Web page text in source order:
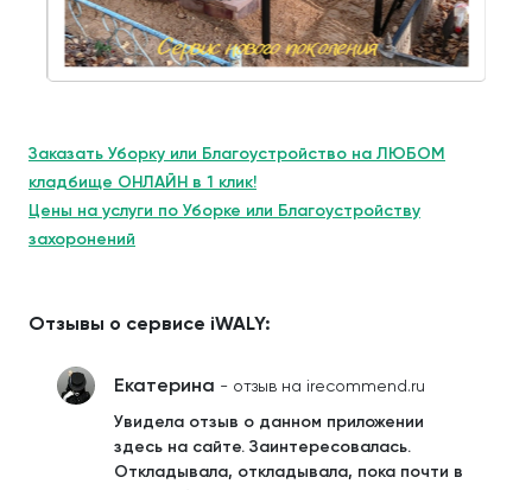
Заказать Уборку или Благоустройство на ЛЮБОМ
кладбище ОНЛАЙН в 1 клик!
Цены на услуги по Уборке или Благоустройству
захоронений
Отзывы о сервисе iWALY:
Екатерина - отзыв на irecommend.ru
Увидела отзыв о данном приложении
здесь на сайте. Заинтересовалась.
Откладывала, откладывала, пока почти в